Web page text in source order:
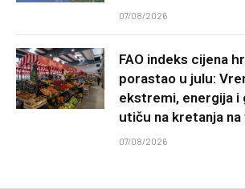
07/08/2026
FAO indeks cijena
porastao u julu:
ekstremi, energija i
utiču na kretanja
07/08/2026